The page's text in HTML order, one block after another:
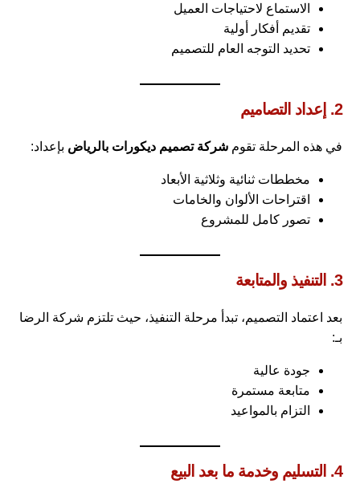
الاستماع لاحتياجات العميل
تقديم أفكار أولية
تحديد التوجه العام للتصميم
2. إعداد التصاميم
في هذه المرحلة تقومشركة تصميم ديكورات بالرياض بإعداد:
مخططات ثنائية وثلاثية الأبعاد
اقتراحات الألوان والخامات
تصور كامل للمشروع
3. التنفيذ والمتابعة
بعد اعتماد التصميم، تبدأ مرحلة التنفيذ، حيث تلتزم شركة الرضا
بـ:
جودة عالية
متابعة مستمرة
التزام بالمواعيد
4. التسليم وخدمة ما بعد البيع